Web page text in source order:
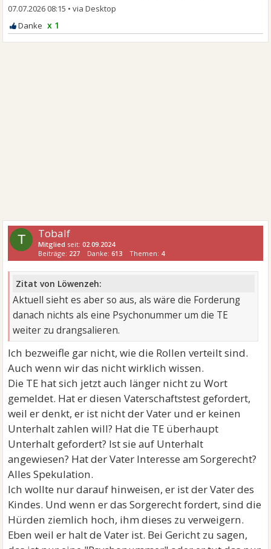
07.07.2026 08:15 •
x 1
T Tobalf
Mitglied seit:02.09.2024
Beiträge: 227 Danke:613 Themen: 4
Zitat von Löwenzeh:
Aktuell sieht es aber so aus, als wäre die Forderung
danach nichts als eine Psychonummer um die TE
weiter zu drangsalieren.
Ich bezweifle gar nicht, wie die Rollen verteilt sind.
Auch wenn wir das nicht wirklich wissen.
Die TE hat sich jetzt auch länger nicht zu Wort
gemeldet. Hat er diesen Vaterschaftstest gefordert,
weil er denkt, er ist nicht der Vater und er keinen
Unterhalt zahlen will? Hat die TE überhaupt
Unterhalt gefordert? Ist sie auf Unterhalt
angewiesen? Hat der Vater Interesse am Sorgerecht?
Alles Spekulation.
Ich wollte nur darauf hinweisen, er ist der Vater des
Kindes. Und wenn er das Sorgerecht fordert, sind die
Hürden ziemlich hoch, ihm dieses zu verweigern.
Eben weil er halt de Vater ist. Bei Gericht zu sagen,